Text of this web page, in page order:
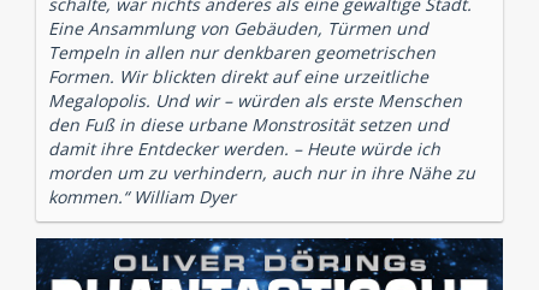
Eine Ansammlung von Gebäuden, Türmen und
Tempeln in allen nur denkbaren geometrischen
Formen. Wir blickten direkt auf eine urzeitliche
Megalopolis. Und wir – würden als erste Menschen
den Fuß in diese urbane Monstrosität setzen und
damit ihre Entdecker werden. – Heute würde ich
morden um zu verhindern, auch nur in ihre Nähe zu
kommen.“ William Dyer